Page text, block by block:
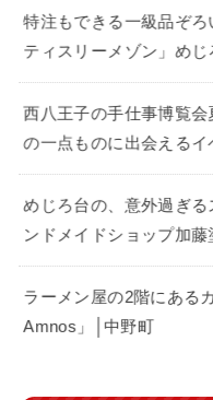
特注もできる一級品ぞ
ティスリーメゾン」めじ
西八王子の手仕事博覧
の一点ものに出会えるイ
めじろ台の、意外過ぎ
ンドメイドショップ加藤
ラーメン屋の2階にある
Amnos」│中野町